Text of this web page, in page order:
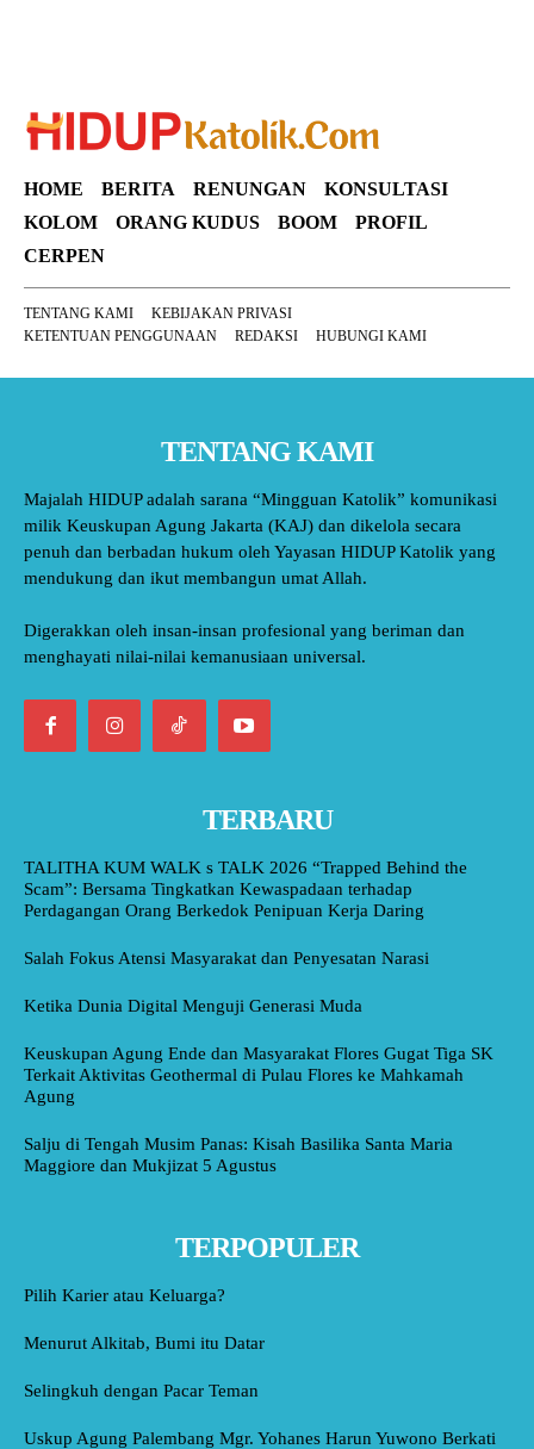
HOME BERITA RENUNGAN
KONSULTASI
KOLOM
ORANG KUDUS BOOM
PROFIL
CERPEN
TENTANG KAMI
KEBIJAKAN PRIVASI
KETENTUAN PENGGUNAAN
REDAKSI HUBUNGI KAMI
TENTANG KAMI
Majalah HIDUP adalah sarana “Mingguan Katolik” komunikasi
milik Keuskupan Agung Jakarta (KAJ) dan dikelola secara
penuh dan berbadan hukum oleh Yayasan HIDUP Katolik yang
mendukung dan ikut membangun umat Allah.
Digerakkan oleh insan-insan profesional yang beriman dan
menghayati nilai-nilai kemanusiaan universal.
TERBARU
TALITHA KUM WALK s TALK 2026 “Trapped Behind the
Scam”: Bersama Tingkatkan Kewaspadaan terhadap
Perdagangan Orang Berkedok Penipuan Kerja Daring
Salah Fokus Atensi Masyarakat dan Penyesatan Narasi
Ketika Dunia Digital Menguji Generasi Muda
Keuskupan Agung Ende dan Masyarakat Flores Gugat Tiga SK
Terkait Aktivitas Geothermal di Pulau Flores ke Mahkamah
Agung
Salju di Tengah Musim Panas: Kisah Basilika Santa Maria
Maggiore dan Mukjizat 5 Agustus
TERPOPULER
Pilih Karier atau Keluarga?
Menurut Alkitab, Bumi itu Datar
Selingkuh dengan Pacar Teman
Uskup Agung Palembang Mgr. Yohanes Harun Yuwono Berkati